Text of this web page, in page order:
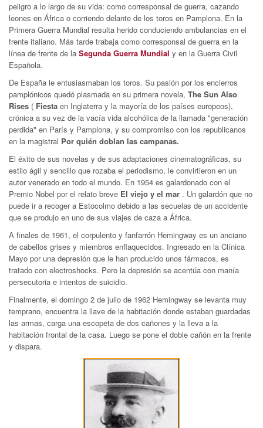
peligro a lo largo de su vida: como corresponsal de guerra, cazando
leones en África o corriendo delante de los toros en Pamplona. En la
Primera Guerra Mundial resulta herido conduciendo ambulancias en el
frente italiano. Más tarde trabaja como corresponsal de guerra en la
línea de frente de la Segunda Guerra Mundial y en la Guerra Civil
Española.
De España le entusiasmaban los toros. Su pasión por los encierros
pamplónicos quedó plasmada en su primera novela, The Sun Also
Rises ( Fiesta en Inglaterra y la mayoría de los países europeos),
crónica a su vez de la vacía vida alcohólica de la llamada "generación
perdida" en París y Pamplona, y su compromiso con los republicanos
en la magistral Por quién doblan las campanas.
El éxito de sus novelas y de sus adaptaciones cinematográficas, su
estilo ágil y sencillo que rozaba el periodismo, le convirtieron en un
autor venerado en todo el mundo. En 1954 es galardonado con el
Premio Nobel por el relato breve El viejo y el mar . Un galardón que no
puede ir a recoger a Estocolmo debido a las secuelas de un accidente
que se produjo en uno de sus viajes de caza a África.
A finales de 1961, el corpulento y fanfarrón Hemingway es un anciano
de cabellos grises y miembros enflaquecidos. Ingresado en la Clínica
Mayo por una depresión que le han producido unos fármacos, es
tratado con electroshocks. Pero la depresión se acentúa con manía
persecutoria e intentos de suicidio.
Finalmente, el domingo 2 de julio de 1962 Hemingway se levanta muy
temprano, encuentra la llave de la habitación donde estaban guardadas
las armas, carga una escopeta de dos cañones y la lleva a la
habitación frontal de la casa. Luego se pone el doble cañón en la frente
y dispara.